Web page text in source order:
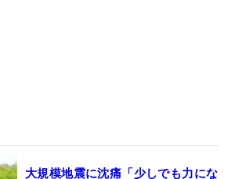
大規模地震に沈痛「少しでも力にな